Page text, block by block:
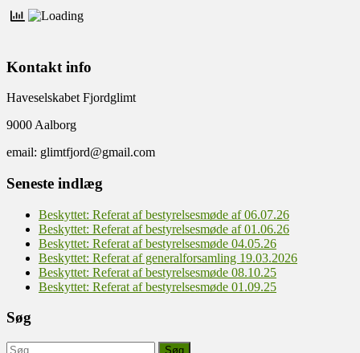
Kontakt info
Haveselskabet Fjordglimt
9000 Aalborg
email: glimtfjord@gmail.com
Seneste indlæg
Beskyttet: Referat af bestyrelsesmøde af 06.07.26
Beskyttet: Referat af bestyrelsesmøde af 01.06.26
Beskyttet: Referat af bestyrelsesmøde 04.05.26
Beskyttet: Referat af generalforsamling 19.03.2026
Beskyttet: Referat af bestyrelsesmøde 08.10.25
Beskyttet: Referat af bestyrelsesmøde 01.09.25
Søg
Søg